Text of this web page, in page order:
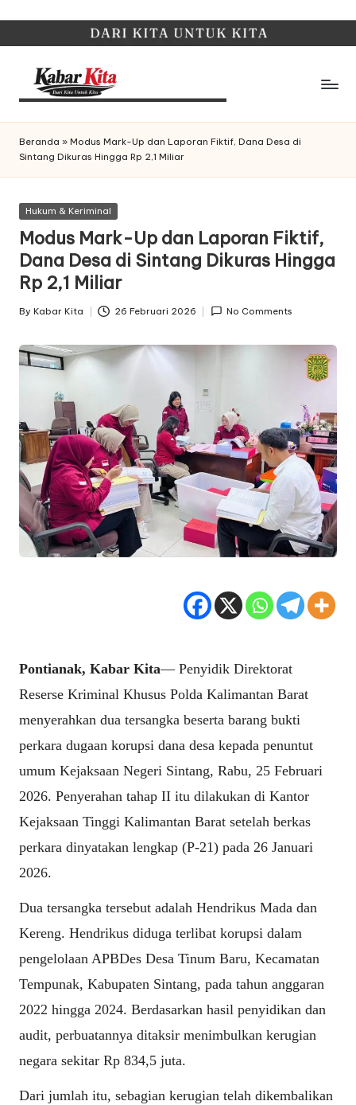
content
K
a
b
a
r
K
it
a
Beranda » Modus Mark-Up dan Laporan Fiktif, Dana Desa di
Sintang Dikuras Hingga Rp 2,1 Miliar
Posted
Hukum & Keriminal
Modus Mark-Up dan Laporan Fiktif,
Dana Desa di Sintang Dikuras Hingga
Rp 2,1 Miliar
Posted
By Kabar Kita 26 Februari 2026 No Comments
Pontianak, Kabar Kita— Penyidik Direktorat
Reserse Kriminal Khusus Polda Kalimantan Barat
menyerahkan dua tersangka beserta barang bukti
perkara dugaan korupsi dana desa kepada penuntut
umum Kejaksaan Negeri Sintang, Rabu, 25 Februari
2026. Penyerahan tahap II itu dilakukan di Kantor
Kejaksaan Tinggi Kalimantan Barat setelah berkas
perkara dinyatakan lengkap (P-21) pada 26 Januari
2026.
Dua tersangka tersebut adalah Hendrikus Mada dan
Kereng. Hendrikus diduga terlibat korupsi dalam
pengelolaan APBDes Desa Tinum Baru, Kecamatan
Tempunak, Kabupaten Sintang, pada tahun anggaran
2022 hingga 2024. Berdasarkan hasil penyidikan dan
audit, perbuatannya ditaksir menimbulkan kerugian
negara sekitar Rp 834,5 juta.
Dari jumlah itu, sebagian kerugian telah dikembalikan